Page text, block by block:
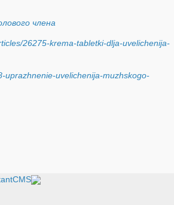
члена
26275-krema-tabletki-dlja-uvelichenija-
uprazhnenie-uvelichenija-muzhskogo-